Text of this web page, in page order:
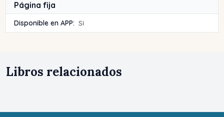
Página fija
Disponible en APP: Sí
Libros relacionados